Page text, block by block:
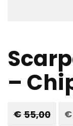
–
€ 55,00 €